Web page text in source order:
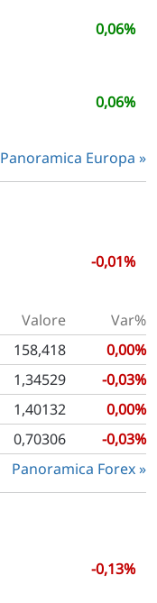
0,06%
0,06%
Panoramica Europa
-0,01%
Valore
Var%
158,418
0,00%
1,34529
-0,03%
1,40132
0,00%
0,70306
-0,03%
Panoramica Forex
-0,13%